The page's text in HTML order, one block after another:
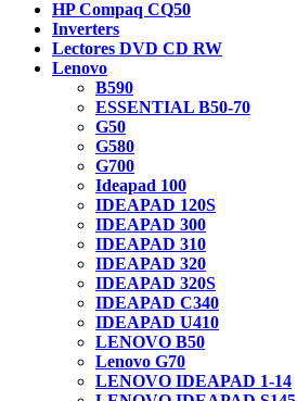
HP Compaq CQ50
Inverters
Lectores DVD CD RW
Lenovo
B590
ESSENTIAL B50-70
G50
G580
G700
Ideapad 100
IDEAPAD 120S
IDEAPAD 300
IDEAPAD 310
IDEAPAD 320
IDEAPAD 320S
IDEAPAD C340
IDEAPAD U410
LENOVO B50
Lenovo G70
LENOVO IDEAPAD 1-14